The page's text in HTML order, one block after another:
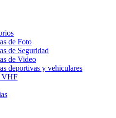
de Foto
de Seguridad
de Video
deportivas y vehiculares
VHF